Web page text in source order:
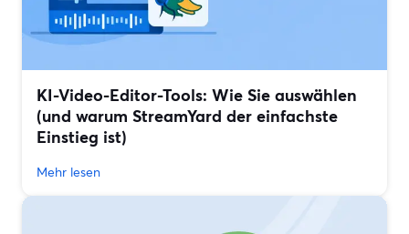
KI-Video-Editor-Tools: Wie Sie auswählen
(und warum StreamYard der einfachste
Einstieg ist)
Mehr lesen